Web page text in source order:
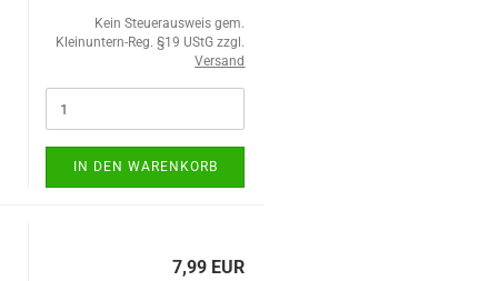
Kein Steuerausweis gem.
Kleinuntern-Reg. §19 UStG zzgl.
Versand
IN DEN WARENKORB
7,99 EUR